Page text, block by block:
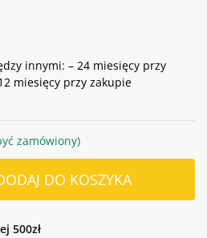
innymi: – 24 miesięcy przy
miesięcy przy zakupie
zamówiony)
DO KOSZYKA
500zł